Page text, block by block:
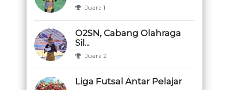
Juara 1
O2SN, Cabang Olahraga
Sil...
Juara 2
Liga Futsal Antar Pelajar